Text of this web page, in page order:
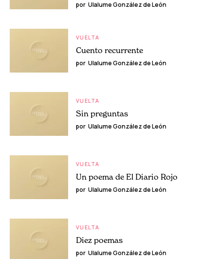
por Ulalume González de León
VUELTA
Cuento recurrente
por Ulalume González de León
VUELTA
Sin preguntas
por Ulalume González de León
VUELTA
Un poema de El Diario Rojo
por Ulalume González de León
VUELTA
Diez poemas
por Ulalume González de León